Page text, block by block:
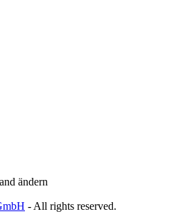
ändern
- All rights reserved.